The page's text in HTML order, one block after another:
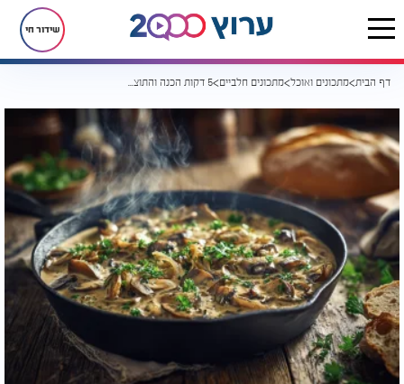
שידור חי
דף הבית מתכונים ואוכל מתכונים חלביים 5 דקות הכנה והתוצאה מושלמת: פטריות מוקרמות ברוטב עשיר